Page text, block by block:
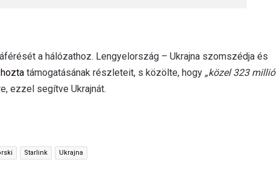
a hálózathoz. Lengyelország – Ukrajna szomszédja és
támogatásának részleteit, s közölte, hogy „közel 323 millió
ezzel segítve Ukrajnát.
Starlink Ukrajna